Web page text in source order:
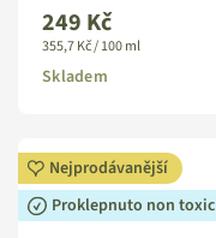
Standardní
cena
249 Kč
355,7 Kč / 100 ml
Skladem
Nejprodávanější
Proklepnuto non toxic